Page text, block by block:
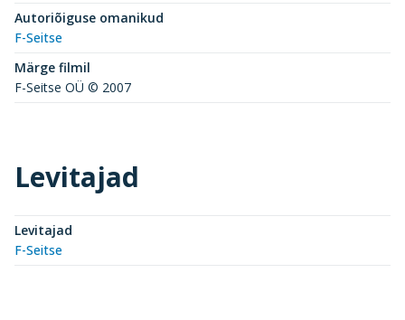
Autoriõiguse omanikud
F-Seitse
Märge filmil
F-Seitse OÜ © 2007
Levitajad
Levitajad
F-Seitse